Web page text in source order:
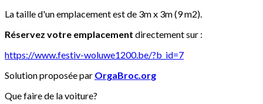
La taille d'un emplacement est de 3m x 3m (9 m2).
Réservez votre emplacement directement sur :
https://www.festiv-woluwe1200.be/?b_id=7
Solution proposée par OrgaBroc.org
Que faire de la voiture?